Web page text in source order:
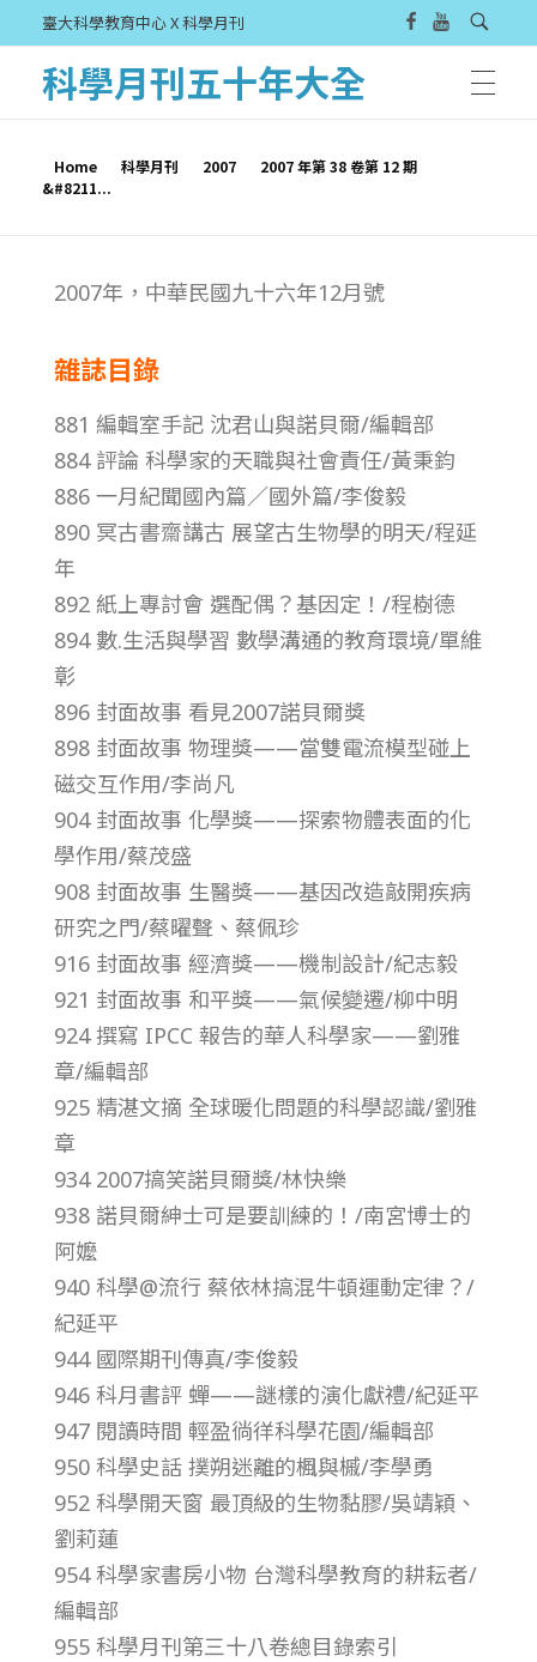
臺大科學教育中心 X 科學月刊
科學月刊五十年大全
Home 科學月刊 2007
2007 年第 38 卷第 12 期
&#8211...
2
0
7
年
第
3
8
卷
第
1
2
期
–
總
號
第
4
5
6
期
2007年，中華民國九十六年12月號
雜誌目錄
881 編輯室手記 沈君山與諾貝爾/編輯部
884 評論 科學家的天職與社會責任/黃秉鈞
886 一月紀聞國內篇／國外篇/李俊毅
890 冥古書齋講古 展望古生物學的明天/程延
年
892 紙上專討會 選配偶？基因定！/程樹德
894 數.生活與學習 數學溝通的教育環境/單維
彰
896 封面故事 看見2007諾貝爾獎
898 封面故事 物理獎——當雙電流模型碰上
磁交互作用/李尚凡
904 封面故事 化學獎——探索物體表面的化
學作用/蔡茂盛
908 封面故事 生醫獎——基因改造敲開疾病
研究之門/蔡曜聲、蔡佩珍
916 封面故事 經濟獎——機制設計/紀志毅
921 封面故事 和平獎——氣候變遷/柳中明
924 撰寫 IPCC 報告的華人科學家——劉雅
章/編輯部
925 精湛文摘 全球暖化問題的科學認識/劉雅
章
934 2007搞笑諾貝爾獎/林快樂
938 諾貝爾紳士可是要訓練的！/南宮博士的
阿嬤
940 科學@流行 蔡依林搞混牛頓運動定律？/
紀延平
944 國際期刊傳真/李俊毅
946 科月書評 蟬——謎樣的演化獻禮/紀延平
947 閱讀時間 輕盈徜徉科學花園/編輯部
950 科學史話 撲朔迷離的楓與槭/李學勇
952 科學開天窗 最頂級的生物黏膠/吳靖穎、
劉莉蓮
954 科學家書房小物 台灣科學教育的耕耘者/
編輯部
955 科學月刊第三十八卷總目錄索引